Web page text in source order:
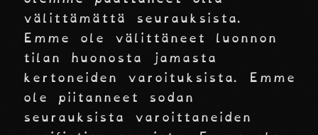
välittämättä seurauksista.
Emme ole välittäneet luonnon
tilan huonosta jamasta
kertoneiden varoituksista. Emme
ole piitanneet sodan
seurauksista varoittaneiden